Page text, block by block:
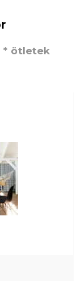
* ötletek